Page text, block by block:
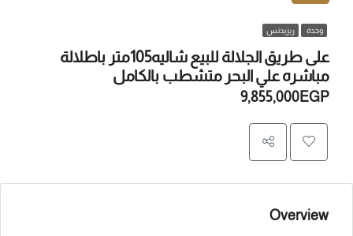
وحدة ريزيدنس
على طريق الجلالة للبيع شاليه105متر باطلالة
مباشره علي البحر متشطب بالكامل
9,855,000EGP
Overview